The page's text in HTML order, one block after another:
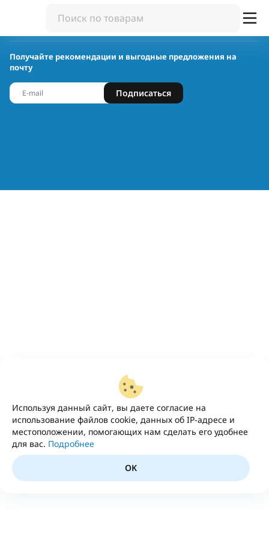
Используя данный сайт, вы даете согласие на
использование файлов cookie, данных об IP-адресе и
местоположении, помогающих нам сделать его удобнее
для вас. Подробнее
OK
Получайте рекомендации и выгодные предложения на
почту
Подписаться